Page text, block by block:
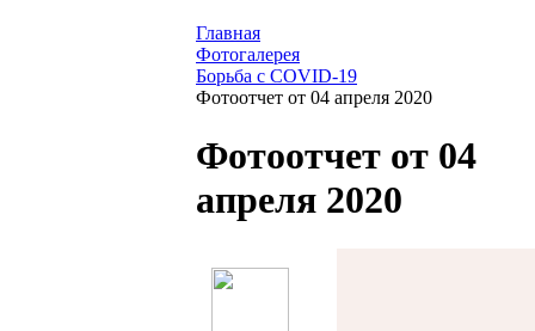
Главная
Фотогалерея
Борьба с COVID-19
Фотоотчет от 04 апреля 2020
Фотоотчет от 04
апреля 2020